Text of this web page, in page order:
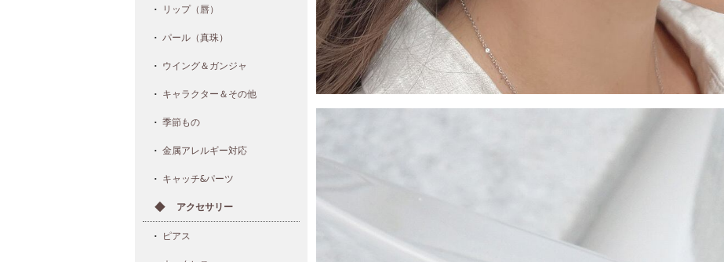
リップ（唇）
パール（真珠）
ウイング＆ガンジャ
キャラクター＆その他
季節もの
金属アレルギー対応
キャッチ&パーツ
アクセサリー
ピアス